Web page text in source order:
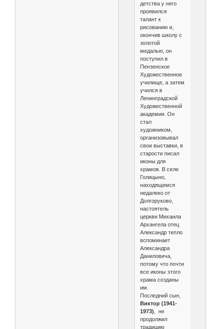
детства у него
проявился
талант к
рисованию и,
окончив школу с
золотой
медалью, он
поступил в
Пензенское
Художественное
училище, а затем
учился в
Ленинградской
Художественной
академии. Он
стал
художником,
организовывал
свои выставки, в
старости писал
иконы для
храмов. В селе
Голицыно,
находящемся
недалеко от
Долгоруково,
настоятель
церкви Михаила
Архангела отец
Александр тепло
вспоминает
Александра
Даниловича,
потому что почти
все иконы этого
храма созданы
им.
Последний сын,
Виктор (1941-
1973) , не
продолжил
традицию